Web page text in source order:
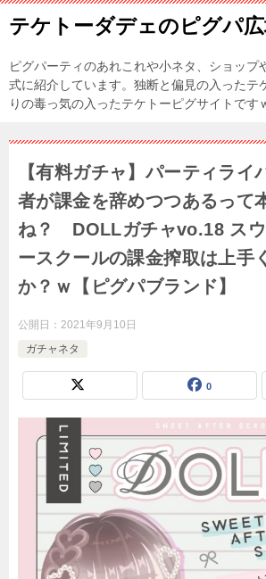
テケトーダデェのピグパ
ピグパーティのあれこれや小ネタ、ショップ
式に紹介しています。独断と偏見の入ったテ
りの毒っ気の入ったテケトーピグサイトです
【有料ガチャ】パーティライ
者が課金を辞めつつあるって
ね？ DOLLガチャvo.18 スウ
ースクールの課金搾取は上手
か？ｗ【ピグパブランド】
公開日： 2021年9月10日
ガチャネタ
0